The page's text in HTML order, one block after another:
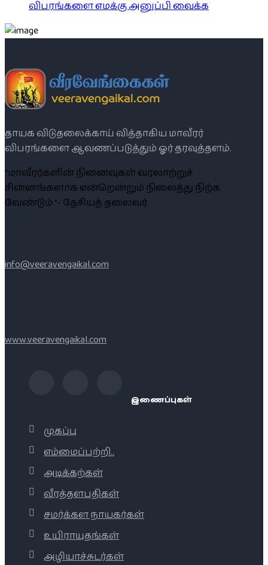
விபரங்களை எமக்கு அனுப்பி வைக்க
தாயக விடுதலைக்காய் வித்தாகிய மாவீரர்
விபரங்களை ஆவணப்படுத்தும் ஓர் தரவுத்தளம்.
“மாவீரர்களின் நினைவுகள் வரலாற்றுச்
சின்னங்களாக என்றென்றும் நிலைத்து நிற்க
வேண்டும் ”- தேசியத் தலைவர்
info@veeravengaikal.com
www.veeravengaikal.com
இணைப்புகள்
முகப்பு
எம்மைப்பற்றி..
அடிக்கற்கள்
வீரத்தளபதிகள்
சமர்க்கள நாயகர்கள்
உயிராயுதங்கள்
அழியாச்சுடர்கள்